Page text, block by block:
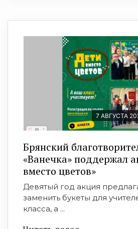
7 АВГУСТА
Брянский
«Ванечка» поддержал
вместо цветов»
Девятый год акция
заменить букеты для
класса, а ...